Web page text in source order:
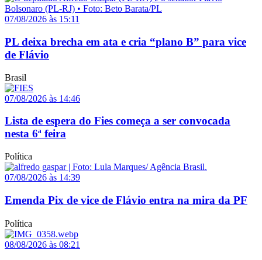
07/08/2026 às 15:11
PL deixa brecha em ata e cria “plano B” para vice
de Flávio
Brasil
07/08/2026 às 14:46
Lista de espera do Fies começa a ser convocada
nesta 6ª feira
Política
07/08/2026 às 14:39
Emenda Pix de vice de Flávio entra na mira da PF
Política
08/08/2026 às 08:21